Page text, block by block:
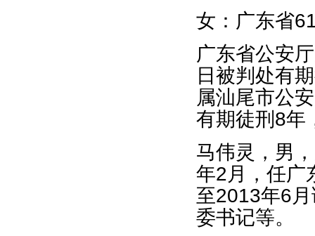
女：广东省
广东省公安
日被判处有
属汕尾市公
有期徒刑8年
马伟灵，男
年2月，任广
至2013年6
委书记等。